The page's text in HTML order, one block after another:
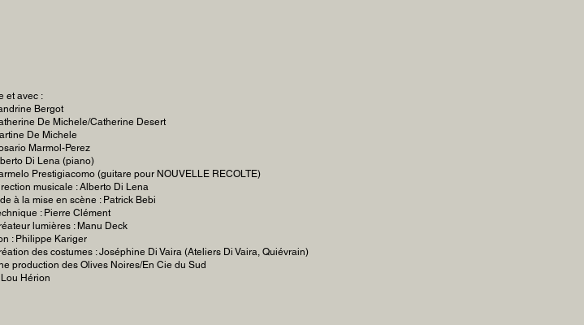
et avec :
Bergot
De Michele/Catherine Desert
De Michele
Marmol-Perez
Di Lena (piano)
Prestigiacomo (guitare pour NOUVELLE RECOLTE)
musicale : Alberto Di Lena
à la mise en scène : Patrick Bebi
: Pierre Clément
lumières : Manu Deck
: Philippe Kariger
des costumes : Joséphine Di Vaira (Ateliers Di Vaira, Quiévrain)
production des Olives Noires/En Cie du Sud
Hérion